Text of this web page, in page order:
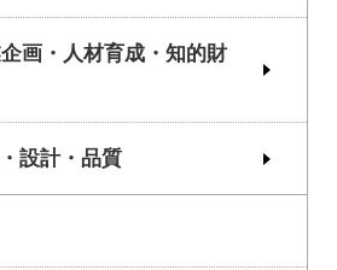
画・人材育成・知的財
設計・品質